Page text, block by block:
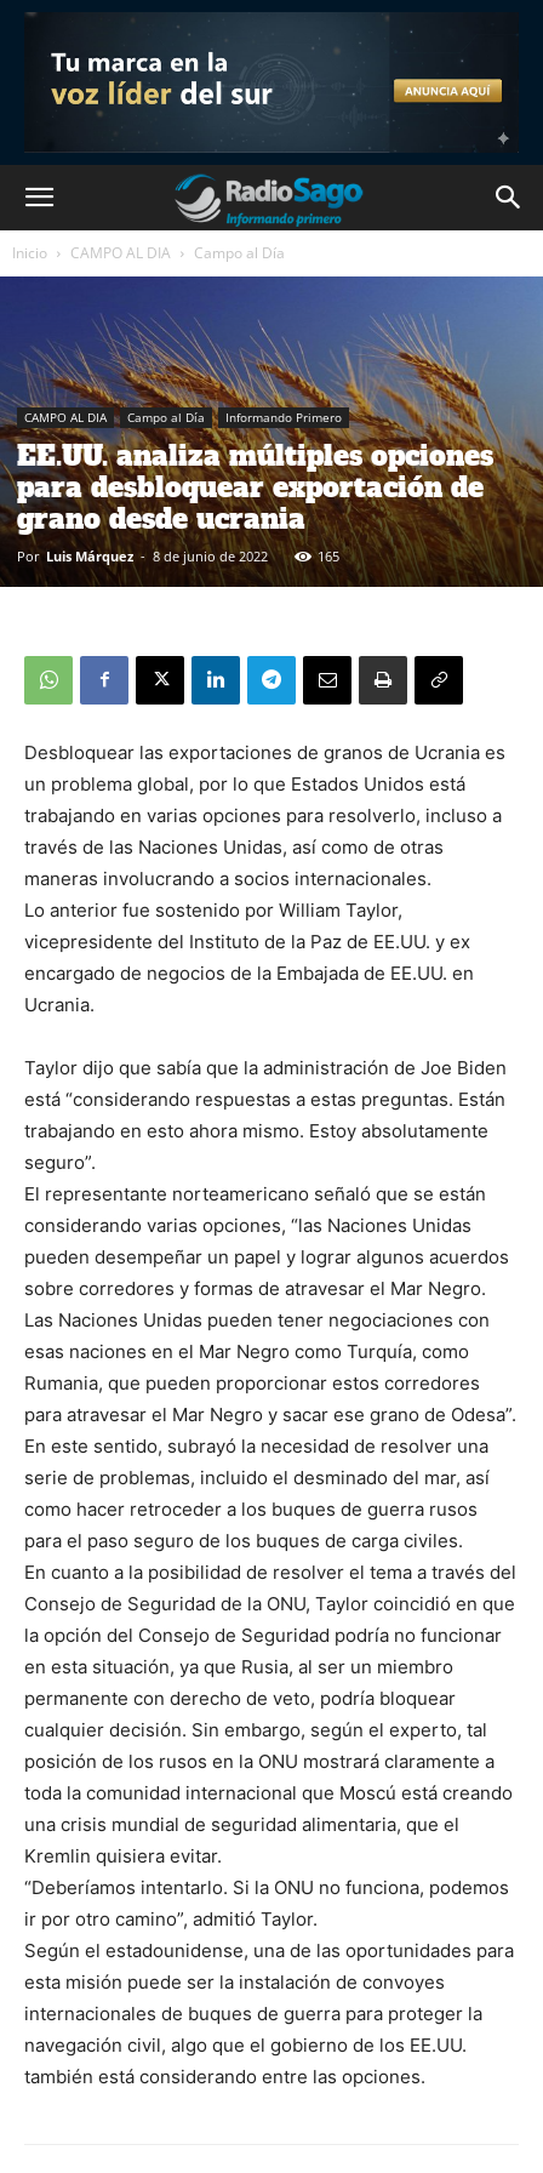
Inicio CAMPO AL DIA Campo al Día
CAMPO AL DIA Campo al Día Informando Primero
EE.UU. analiza múltiples opciones
para desbloquear exportación de
grano desde ucrania
Por Luis Márquez - 8 de junio de 2022 165
Desbloquear las exportaciones de granos de Ucrania es
un problema global, por lo que Estados Unidos está
trabajando en varias opciones para resolverlo, incluso a
través de las Naciones Unidas, así como de otras
maneras involucrando a socios internacionales.
Lo anterior fue sostenido por William Taylor,
vicepresidente del Instituto de la Paz de EE.UU. y ex
encargado de negocios de la Embajada de EE.UU. en
Ucrania.
Taylor dijo que sabía que la administración de Joe Biden
está “considerando respuestas a estas preguntas. Están
trabajando en esto ahora mismo. Estoy absolutamente
seguro”.
El representante norteamericano señaló que se están
considerando varias opciones, “las Naciones Unidas
pueden desempeñar un papel y lograr algunos acuerdos
sobre corredores y formas de atravesar el Mar Negro.
Las Naciones Unidas pueden tener negociaciones con
esas naciones en el Mar Negro como Turquía, como
Rumania, que pueden proporcionar estos corredores
para atravesar el Mar Negro y sacar ese grano de Odesa”.
En este sentido, subrayó la necesidad de resolver una
serie de problemas, incluido el desminado del mar, así
como hacer retroceder a los buques de guerra rusos
para el paso seguro de los buques de carga civiles.
En cuanto a la posibilidad de resolver el tema a través del
Consejo de Seguridad de la ONU, Taylor coincidió en que
la opción del Consejo de Seguridad podría no funcionar
en esta situación, ya que Rusia, al ser un miembro
permanente con derecho de veto, podría bloquear
cualquier decisión. Sin embargo, según el experto, tal
posición de los rusos en la ONU mostrará claramente a
toda la comunidad internacional que Moscú está creando
una crisis mundial de seguridad alimentaria, que el
Kremlin quisiera evitar.
“Deberíamos intentarlo. Si la ONU no funciona, podemos
ir por otro camino”, admitió Taylor.
Según el estadounidense, una de las oportunidades para
esta misión puede ser la instalación de convoyes
internacionales de buques de guerra para proteger la
navegación civil, algo que el gobierno de los EE.UU.
también está considerando entre las opciones.